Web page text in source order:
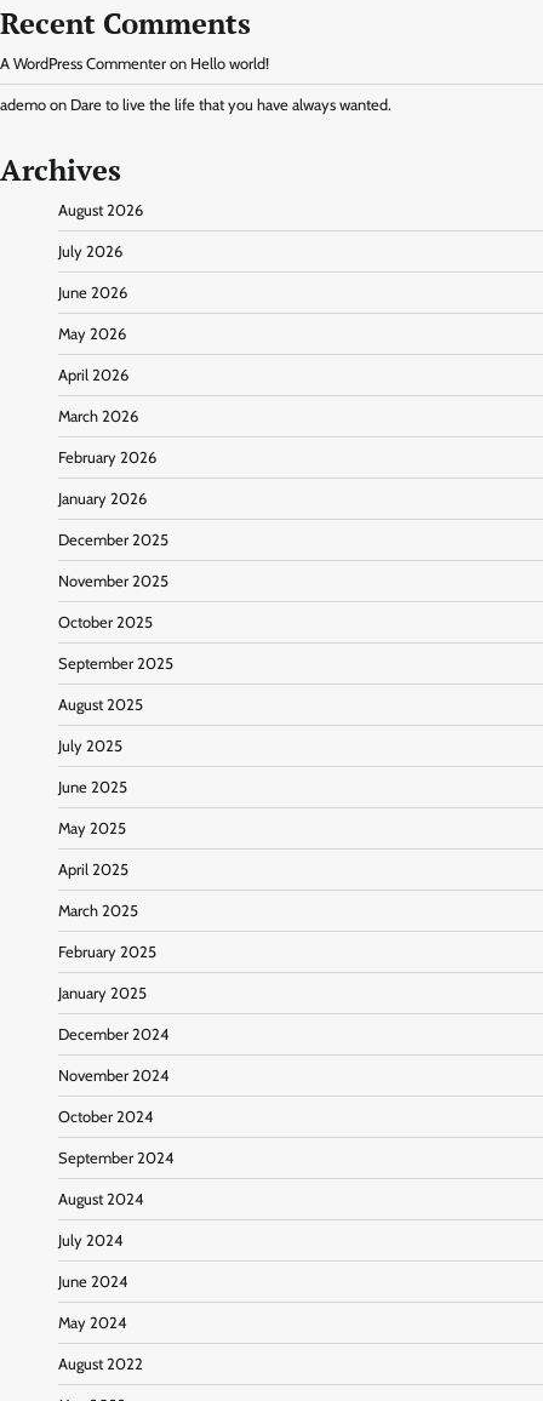
Recent Comments
A WordPress Commenter on Hello world!
ademo on Dare to live the life that you have always wanted.
Archives
August 2026
July 2026
June 2026
May 2026
April 2026
March 2026
February 2026
January 2026
December 2025
November 2025
October 2025
September 2025
August 2025
July 2025
June 2025
May 2025
April 2025
March 2025
February 2025
January 2025
December 2024
November 2024
October 2024
September 2024
August 2024
July 2024
June 2024
May 2024
August 2022